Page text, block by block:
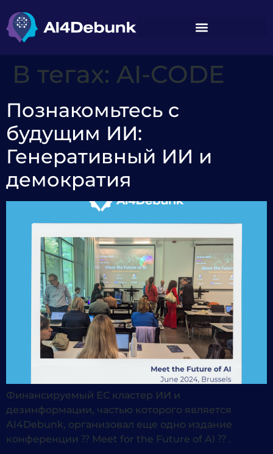
В тегах: AI-CODE
Познакомьтесь с
будущим ИИ:
Генеративный ИИ и
демократия
Финансируемый ЕС кластер ИИ и
дезинформации, частью которого является
AI4Debunk, организовал еще одно издание
конференции ⁇ Meet for the Future of AI ⁇ .